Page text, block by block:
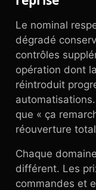
Le nominal
dégradé
contrôles
opération dont
réintroduit
que « ça
réouverture
Chaque
différent. Les
commandes et